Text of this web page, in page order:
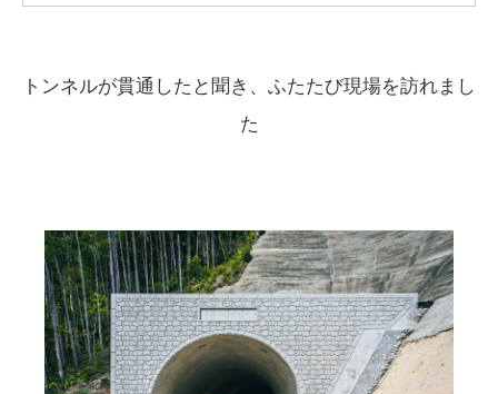
トンネルが貫通したと聞き、ふたたび現場を訪れまし
た